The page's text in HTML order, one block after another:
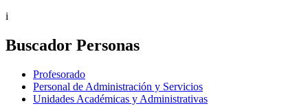
i
Buscador Personas
Profesorado
Personal de Administración y Servicios
Unidades Académicas y Administrativas